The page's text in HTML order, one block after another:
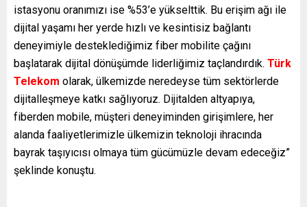
istasyonu oranımızı ise %53’e yükselttik. Bu erişim ağı ile
dijital yaşamı her yerde hızlı ve kesintisiz bağlantı
deneyimiyle desteklediğimiz fiber mobilite çağını
başlatarak dijital dönüşümde liderliğimiz taçlandırdık. Türk
Telekom olarak, ülkemizde neredeyse tüm sektörlerde
dijitalleşmeye katkı sağlıyoruz. Dijitalden altyapıya,
fiberden mobile, müşteri deneyiminden girişimlere, her
alanda faaliyetlerimizle ülkemizin teknoloji ihracında
bayrak taşıyıcısı olmaya tüm gücümüzle devam edeceğiz”
şeklinde konuştu.